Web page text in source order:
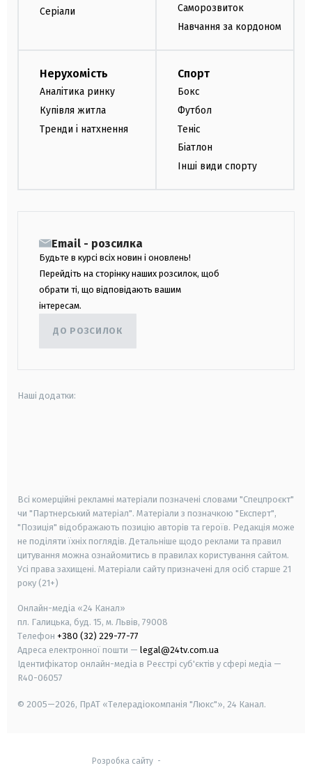
Серіали
Саморозвиток
Навчання за кордоном
Нерухомість
Аналітика ринку
Купівля житла
Тренди і натхнення
Спорт
Бокс
Футбол
Теніс
Біатлон
Інші види спорту
Email - розсилка
Будьте в курсі всіх новин і оновлень!
Перейдіть на сторінку наших розсилок, щоб
обрати ті, що відповідають вашим
інтересам.
ДО РОЗСИЛОК
Наші додатки:
Всі комерційні рекламні матеріали позначені словами "Спецпроєкт"
чи "Партнерський матеріал". Матеріали з позначкою "Експерт",
"Позиція" відображають позицію авторів та героїв. Редакція може
не поділяти їхніх поглядів. Детальніше щодо реклами та правил
цитування можна ознайомитись в правилах користування сайтом.
Усі права захищені. Матеріали сайту призначені для осіб старше 21
року (21+)
Онлайн-медіа «24 Канал»
пл. Галицька, буд. 15, м. Львів, 79008
Телефон +380 (32) 229-77-77
Адреса електронної пошти — legal@24tv.com.ua
Ідентифікатор онлайн-медіа в Реєстрі суб'єктів у сфері медіа —
R40-06057
© 2005—2026, ПрАТ «Телерадіокомпанія "Люкс"», 24 Канал.
Розробка сайту-